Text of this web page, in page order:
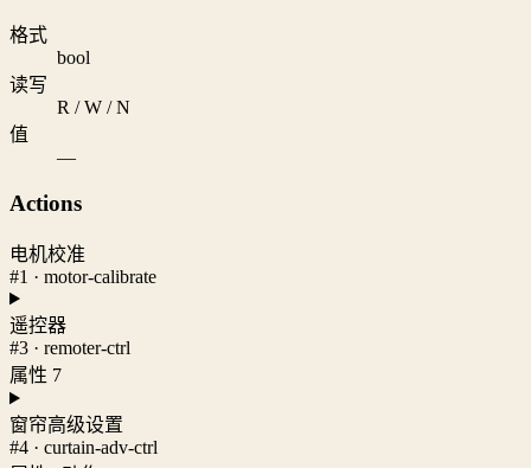
格式
bool
读写
R / W / N
值
—
Actions
电机校准
#1 · motor-calibrate
遥控器
#3 · remoter-ctrl
属性 7
窗帘高级设置
#4 · curtain-adv-ctrl